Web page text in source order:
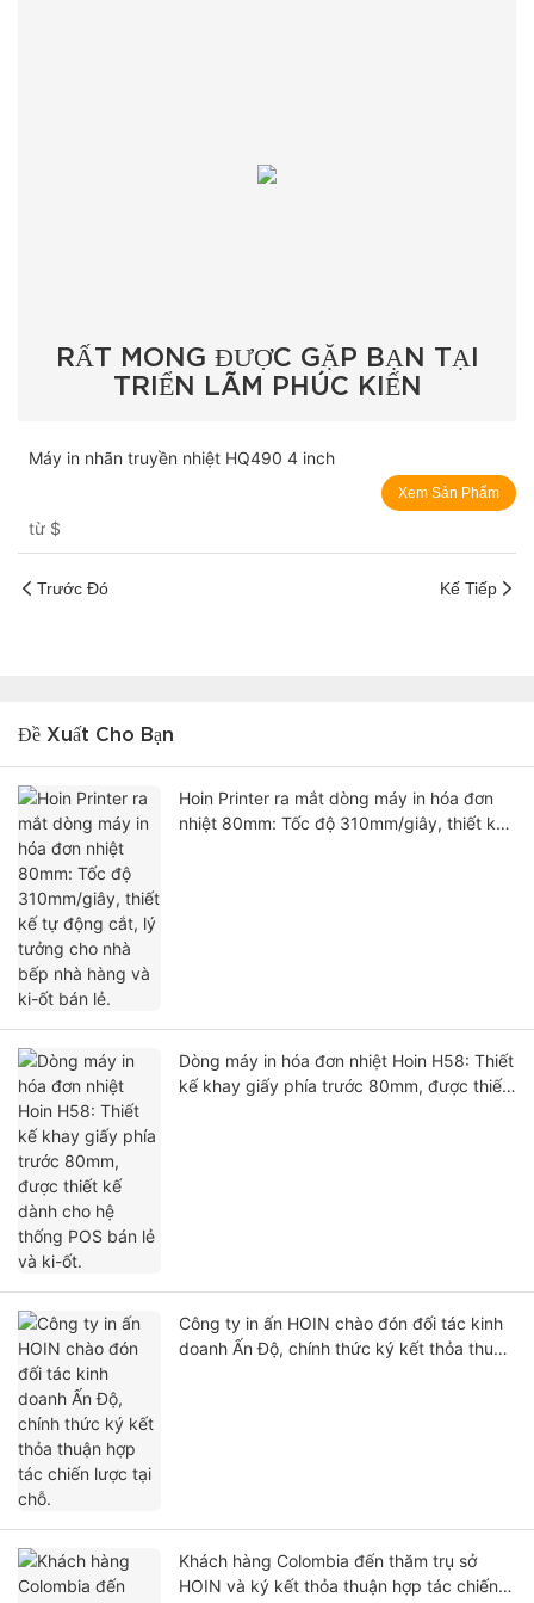
RẤT MONG ĐƯỢC GẶP BẠN TẠI
TRIỂN LÃM PHÚC KIẾN
Máy in nhãn truyền nhiệt HQ490 4 inch
từ $
Xem Sản Phẩm
Trước Đó Kế Tiếp
Đề Xuất Cho Bạn
Hoin Printer ra mắt dòng máy in hóa đơn
nhiệt 80mm: Tốc độ 310mm/giây, thiết kế
Dòng máy in hóa đơn nhiệt Hoin H58: Thiết
kế khay giấy phía trước 80mm, được thiết
Công ty in ấn HOIN chào đón đối tác kinh
doanh Ấn Độ, chính thức ký kết thỏa thuận
Khách hàng Colombia đến thăm trụ sở
HOIN và ký kết thỏa thuận hợp tác chiến